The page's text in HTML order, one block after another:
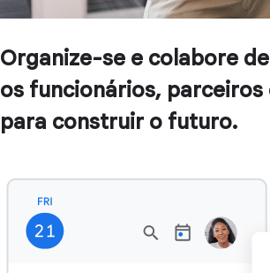
Organize-se e colabore
os funcionários, parceiros
para construir o futuro.